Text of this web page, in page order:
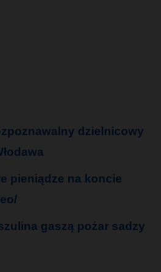
dzielnicowy
pieniądze na koncie
gaszą pożar sadzy